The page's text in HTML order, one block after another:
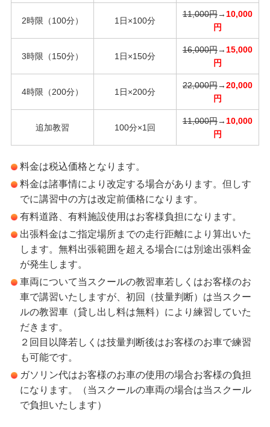
2時限（100分） 1日×100分
11,000円→ 10,000
円
3時限（150分） 1日×150分
16,000円→ 15,000
円
4時限（200分） 1日×200分
22,000円→20,000
円
追加教習 100分×1回
11,000円→ 10,000
円
料金は税込価格となります。
料金は諸事情により改定する場合があります。但しす
でに講習中の方は改定前価格になります。
有料道路、有料施設使用はお客様負担になります。
出張料金はご指定場所までの走行距離により算出いた
します。無料出張範囲を超える場合には別途出張料金
が発生します。
車両について当スクールの教習車若しくはお客様のお
車で講習いたしますが、初回（技量判断）は当スクー
ルの教習車（貸し出し料は無料）により練習していた
だきます。
２回目以降若しくは技量判断後はお客様のお車で練習
も可能です。
ガソリン代はお客様のお車の使用の場合お客様の負担
になります。（当スクールの車両の場合は当スクール
で負担いたします）